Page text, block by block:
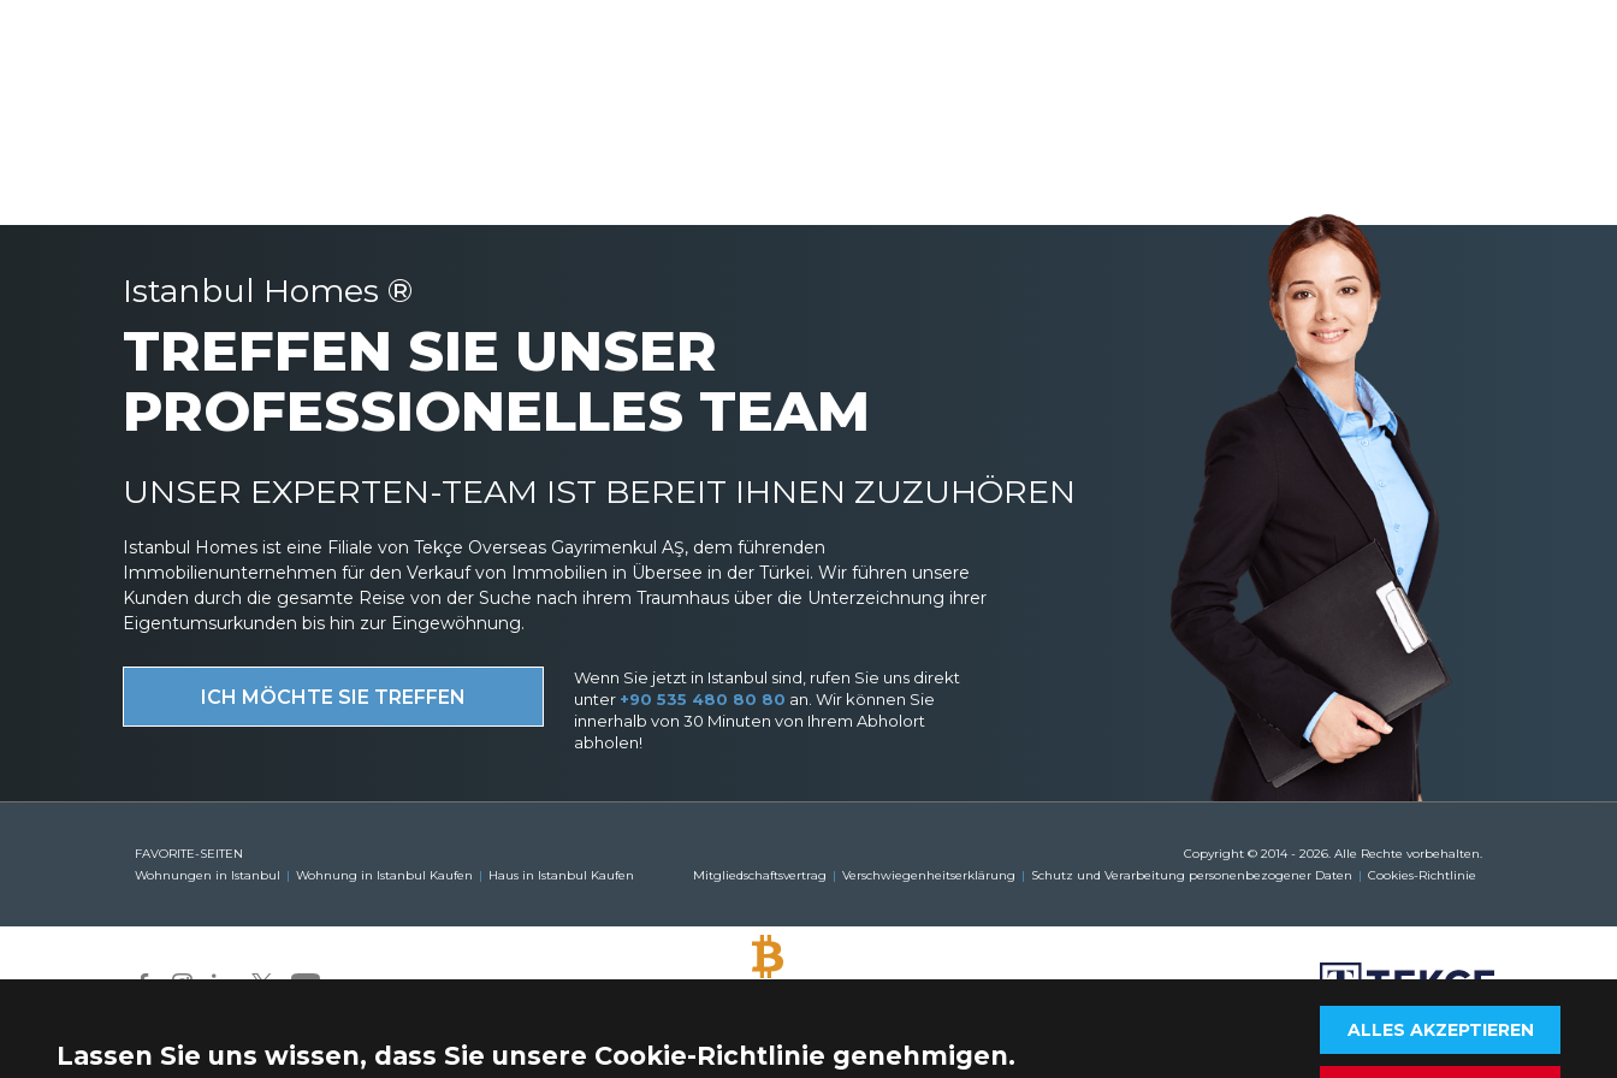
Istanbul Homes ®
TREFFEN SIE UNSER
PROFESSIONELLES TEAM
UNSER EXPERTEN-TEAM IST BEREIT IHNEN ZUZUHÖREN
Istanbul Homes ist eine Filiale von Tekçe Overseas Gayrimenkul AŞ, dem führenden
Immobilienunternehmen für den Verkauf von Immobilien in Übersee in der Türkei. Wir führen unsere
Kunden durch die gesamte Reise von der Suche nach ihrem Traumhaus über die Unterzeichnung ihrer
Eigentumsurkunden bis hin zur Eingewöhnung.
ICH MÖCHTE SIE TREFFEN
Wenn Sie jetzt in Istanbul sind, rufen Sie uns direkt
unter +90 535 480 80 80 an. Wir können Sie
innerhalb von 30 Minuten von Ihrem Abholort
abholen!
FAVORITE-SEITEN
Wohnungen in Istanbul
Wohnung in Istanbul Kaufen Haus in Istanbul Kaufen
Copyright © 2014 - 2026. Alle Rechte vorbehalten.
Mitgliedschaftsvertrag
Verschwiegenheitserklärung Schutz und Verarbeitung personenbezogener Daten Cookies-Richtlinie
Lassen Sie uns wissen, dass Sie unsere Cookie-Richtlinie genehmigen.
ALLES AKZEPTIEREN